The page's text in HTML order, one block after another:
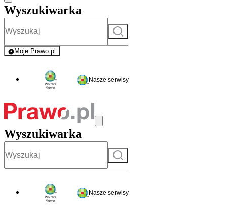
Wyszukiwarka
Szukaj
Moje Prawo.pl
- rejestracja i logowanie do serwisu
Nasze serwisy
Wyszukiwarka
Szukaj
Nasze serwisy